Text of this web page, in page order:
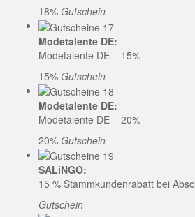
18% Gutschein
Modetalente DE:
Modetalente DE – 15%
15% Gutschein
Modetalente DE:
Modetalente DE – 20%
20% Gutschein
SALiNGO:
15 % Stammkundenrabatt bei
Gutschein